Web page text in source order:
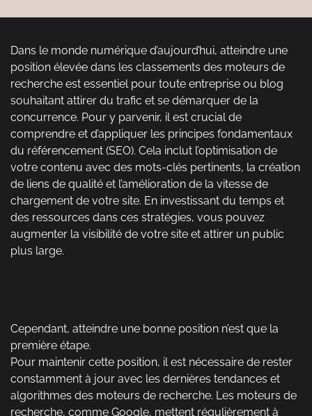
Dans le monde numérique d’aujourd’hui, atteindre une
position élevée dans les classements des moteurs de
recherche est essentiel pour toute entreprise ou blog
souhaitant attirer du trafic et se démarquer de la
concurrence. Pour y parvenir, il est crucial de
comprendre et d’appliquer les principes fondamentaux
du référencement (SEO). Cela inclut l’optimisation de
votre contenu avec des mots-clés pertinents, la création
de liens de qualité et l’amélioration de la vitesse de
chargement de votre site. En investissant du temps et
des ressources dans ces stratégies, vous pouvez
augmenter la visibilité de votre site et attirer un public
plus large.
Cependant, atteindre une bonne position n’est que la
première étape.
Pour maintenir cette position, il est nécessaire de rester
constamment à jour avec les dernières tendances et
algorithmes des moteurs de recherche. Les moteurs de
recherche, comme Google, mettent régulièrement à